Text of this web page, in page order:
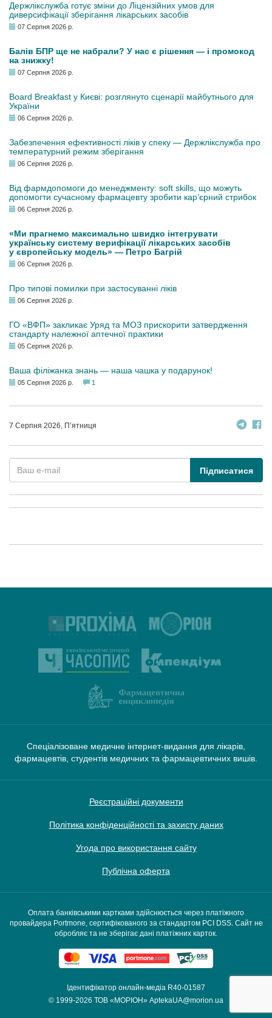
Держлікслужба готує зміни до Ліцензійних умов для
диверсифікації зберігання лікарських засобів
07 Серпня 2026 р.
Балів БПР ще не набрали? У нас є рішення — і промокод
на знижку!
07 Серпня 2026 р.
Board Breakfast у Києві: розглянуто сценарії майбутнього для
України
06 Серпня 2026 р.
Забезпечення ефективності ліків у спеку — Держлікслужба про
температурний режим зберігання
06 Серпня 2026 р.
Від фармдопомоги до менеджменту: soft skills, що можуть
допомогти сучасному фармацевту зробити кар’єрний стрибок
06 Серпня 2026 р.
«Ми прагнемо максимально швидко інтегрувати
українську систему верифікації лікарських засобів
у європейську модель» — Петро Багрій
06 Серпня 2026 р.
Про типові помилки при застосуванні ліків
06 Серпня 2026 р.
ГО «ВФП» закликає Уряд та МОЗ прискорити затвердження
стандарту належної аптечної практики
05 Серпня 2026 р.
Ваша філіжанка знань — наша чашка у подарунок!
05 Серпня 2026 р. 1
7 Серпня 2026, П’ятниця
Підписатися
Спеціалізоване медичне інтернет-видання для лікарів,
фармацевтів, студентів медичних та фармацевтичних вишів.
Реєстраційні документи
Політика конфіденційності та захисту даних
Угода про використання сайту
Публічна оферта
Ідентифікатор онлайн-медіа R40-01587
© 1999-2026 ТОВ «МОРІОН» AptekaUA@morion.ua
Оплата банківськими картками здійснюється через платіжного
провайдера Portmone, сертифікованого за стандартом PCI DSS. Сайт не
обробляє та не зберігає дані платіжних карток.